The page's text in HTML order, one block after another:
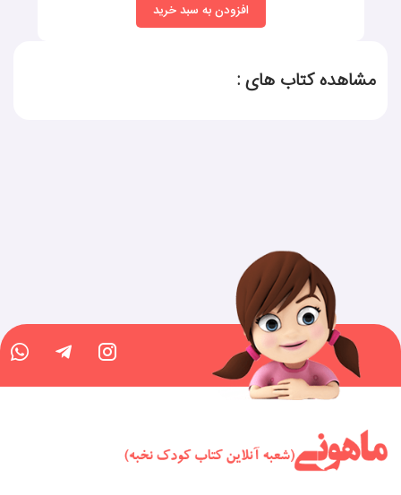
افزودن به سبد خرید
مشاهده کتاب های :